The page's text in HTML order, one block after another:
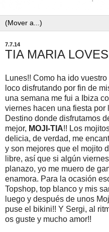
7.7.14
TIA MARIA
Lunes!! Como ha ido
loco disfrutando por fin de
una semana me fui a Ibiza
viernes hacen una fiesta por
Destino donde disfrutamos
mejor, MOJI-TIA!! Los
delicia, de verdad, me
y son mejores que el mojito
libre, así que si algún
planazo, yo me muero de
enamora. Para la ocasión
Topshop, top blanco y mis
luego y después de unos
puse el bikini!! Y Sergi, al
os guste y mucho amor!!